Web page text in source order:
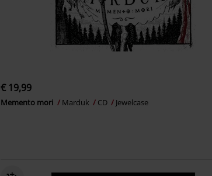
€ 19,99
Memento mori Marduk CD Jewelcase